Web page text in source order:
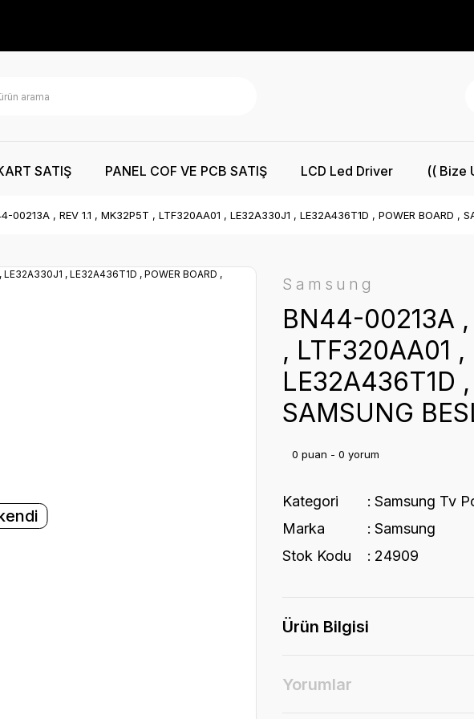
SATIŞ PANEL COF VE PCB SATIŞ LCD Led Driver (( Bize
00213A , REV 1.1 , MK32P5T , LTF320AA01 , LE32A330J1 , LE32A436T1D , POWER BOARD ,
Samsung
BN44-00213A ,
, LTF320AA01
LE32A436T1D
SAMSUNG
0 puan - 0 yorum
Kategori
Samsung Tv
Marka
Samsung
Stok Kodu
24909
Ürün Bilgisi
Yorumlar